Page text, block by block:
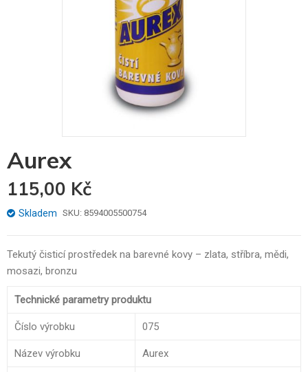
Aurex
115,00 Kč
Skladem SKU 8594005500754
Tekutý čisticí prostředek na barevné kovy – zlata, stříbra, mědi,
mosazi, bronzu
Technické parametry produktu
Číslo výrobku 075
Název výrobku Aurex
to
beginning
of
the
gallery